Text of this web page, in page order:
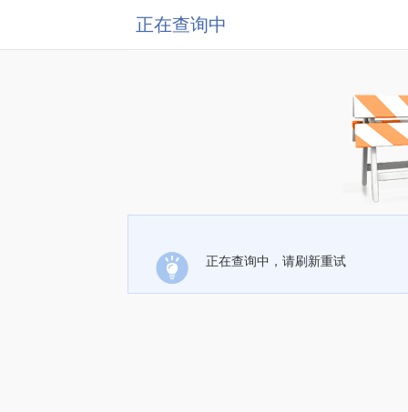
正在查询中
正在查询中，请刷新重试